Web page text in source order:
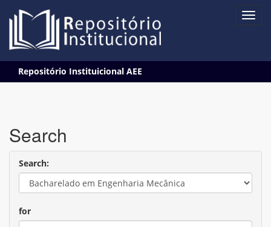
navigation
Repositório Instituicional AEE
Search
Search:
for